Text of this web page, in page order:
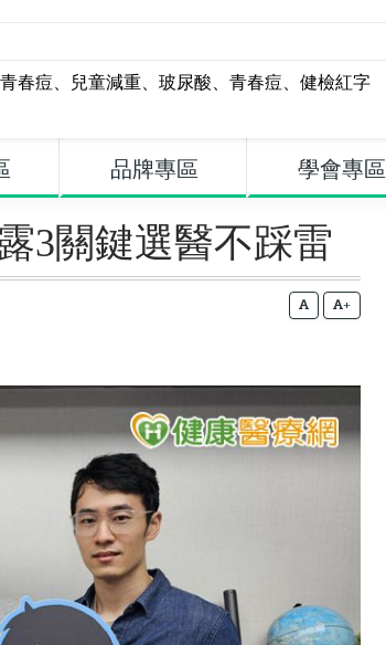
青春痘、 兒童減重、 玻尿酸、 青春痘、 健檢紅字
品牌專區 學會專區
3關鍵選醫不踩雷
+